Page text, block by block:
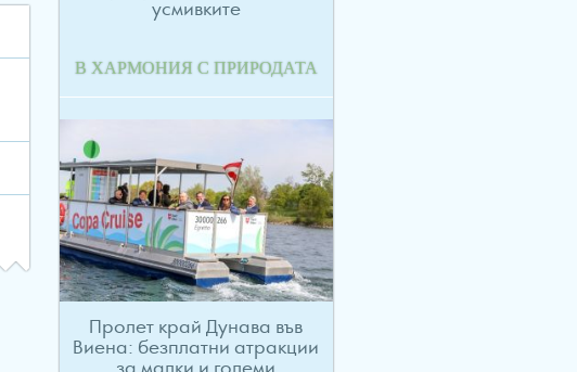
усмивките
В ХАРМОНИЯ С ПРИРОДАТА
Пролет край Дунава във
Виена: безплатни атракции